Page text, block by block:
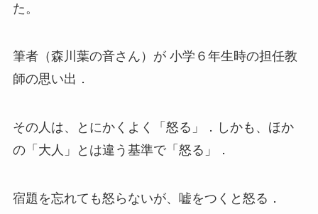
た。
筆者（森川葉の音さん）が 小学６年生時の担任教
師の思い出．
その人は、とにかくよく「怒る」．しかも、ほか
の「大人」とは違う基準で「怒る」．
宿題を忘れても怒らないが、嘘をつくと怒る．